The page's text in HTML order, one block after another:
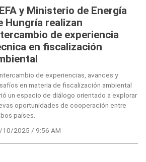
y Ministerio de Energía
Hungría realizan
de experiencia
en fiscalización
de experiencias, avances y
en materia de fiscalización ambiental
un espacio de diálogo orientado a explorar
oportunidades de cooperación entre
países.
10/2025 / 9:56 AM